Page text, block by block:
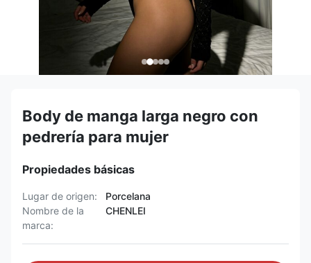
Body de manga larga negro con
pedrería para mujer
Propiedades básicas
Lugar de origen:
Porcelana
Nombre de la
marca:
CHENLEI